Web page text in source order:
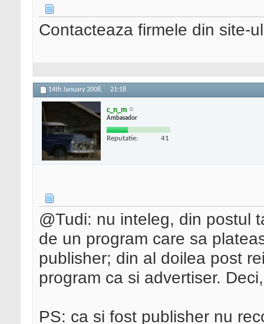
Contacteaza firmele din site-
14th January 2008, 21:18
c_n_m
Ambasador
Reputatie: 41
@Tudi: nu inteleg, din postul
de un program care sa
publisher; din al doilea post
program ca si advertiser.
PS: ca si fost publisher nu